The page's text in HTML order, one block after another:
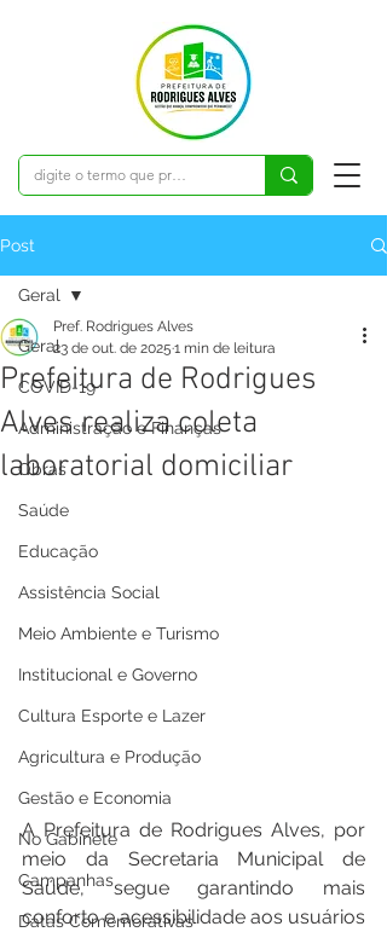
Post
Geral
COVID-19
Administração e Finanças
Obras
Saúde
Educação
Assistência Social
Meio Ambiente e Turismo
Institucional e Governo
Cultura Esporte e Lazer
Agricultura e Produção
Gestão e Economia
No Gabinete
Campanhas
Datas Comemorativas
Geral
Prefeitura de Rodrigues
Alves realiza coleta
laboratorial domiciliar
Pref. Rodrigues Alves
23 de out. de 2025 1 min de leitura
A Prefeitura de Rodrigues Alves, por
meio da Secretaria Municipal de
Saúde, segue garantindo mais
conforto e acessibilidade aos usuários